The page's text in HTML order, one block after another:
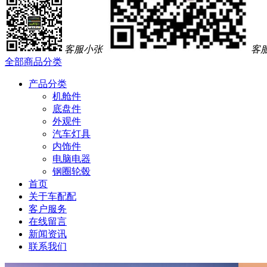
客服小张
客
全部商品分类
产品分类
机舱件
底盘件
外观件
汽车灯具
内饰件
电脑电器
钢圈轮毂
首页
关于车配配
客户服务
在线留言
新闻资讯
联系我们